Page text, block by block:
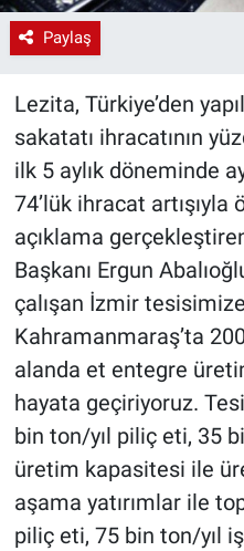
Paylaş
Lezita, Türkiye’den
sakatatı ihracatının
ilk 5 aylık döneminde
74’lük ihracat artışıyla
açıklama
Başkanı Ergun
çalışan İzmir
Kahramanmaraş’ta
alanda et entegre
hayata geçiriyoruz.
bin ton/yıl piliç eti, 35
üretim kapasitesi ile
aşama yatırımlar ile
piliç eti, 75 bin ton/yıl